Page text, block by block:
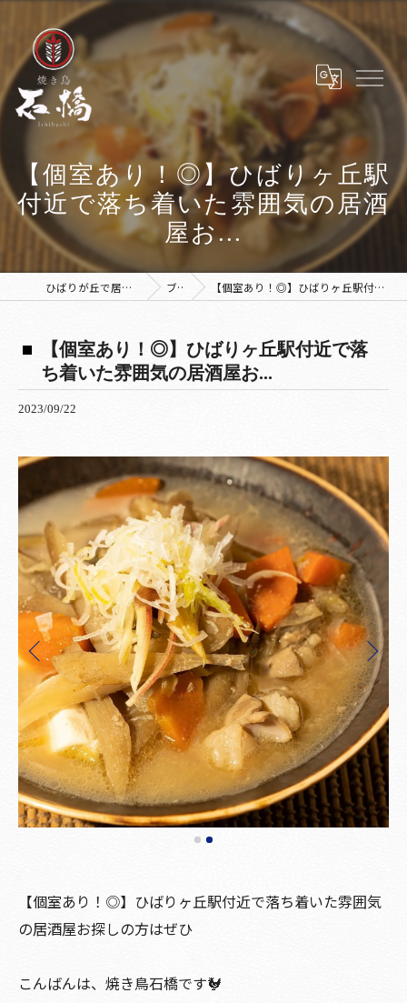
【個室あり！◎】ひばりヶ丘駅
付近で落ち着いた雰囲気の居酒
屋お...
ひばりが丘で居酒屋なら焼き鳥 石橋 ブログ 【個室あり！◎】ひばりヶ丘駅付近で落ち着いた雰囲気の居酒屋お...
【個室あり！◎】ひばりヶ丘駅付近で落
ち着いた雰囲気の居酒屋お...
2023/09/22
【個室あり！◎】ひばりヶ丘駅付近で落ち着いた雰囲気
の居酒屋お探しの方はぜひ
こんばんは、焼き鳥石橋です🐓